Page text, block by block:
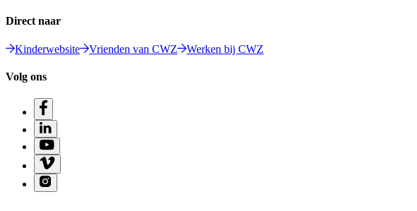
Direct naar
Kinderwebsite Vrienden van CWZ Werken bij CWZ
Volg ons